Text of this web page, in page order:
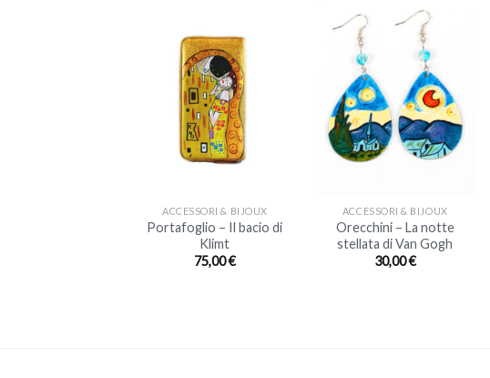
ACCESSORI & BIJOUX
Portafoglio – Il bacio di
Klimt
75,00€
ACCESSORI & BIJOUX
Orecchini – La notte
stellata di Van Gogh
30,00€